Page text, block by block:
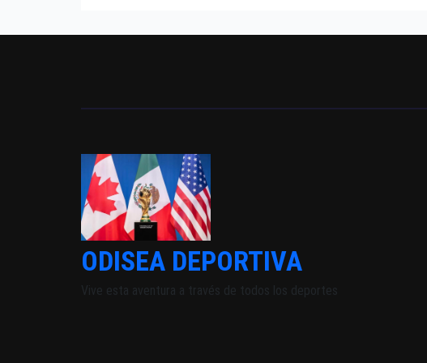
ODISEA DEPORTIVA
Vive esta aventura a través de todos los deportes